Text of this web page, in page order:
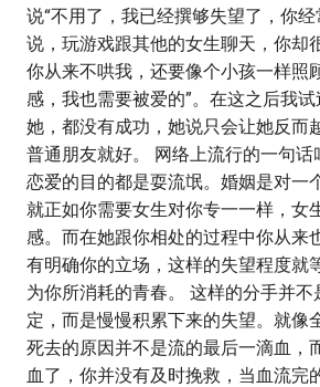
说“不用了，我已经撰够失望了，你
说，玩游戏跟其他的女生聊天，你却
你从来不哄我，还要像个小孩一样照
感，我也需要被爱的”。在这之后我
她，都没有成功，她说只会让她反而
普通朋友就好。 网络上流行的一句话
恋爱的目的都是耍流氓。婚姻是对一
就正如你需要女生对你专一一样，女
感。而在她跟你相处的过程中你从来
有明确你的立场，这样的失望程度就
为你所消耗的青春。 这样的分手并
定，而是慢慢积累下来的失望。就像
死去的原因并不是流的最后一滴血，
血了，你并没有及时挽救，当血流完